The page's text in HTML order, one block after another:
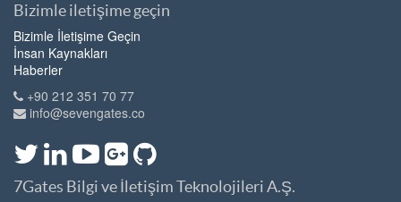
Bizimle iletişime geçin
Bizimle İletişime Geçin
İnsan Kaynakları
Haberler
+90 212 351 70 77
info@sevengates.co
7Gates Bilgi ve İletişim Teknolojileri A.Ş.